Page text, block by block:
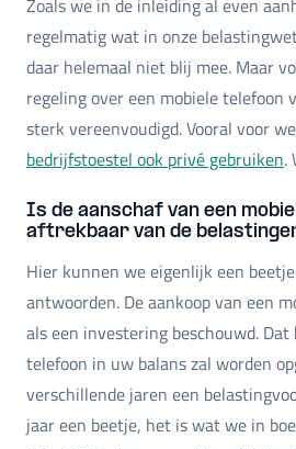
Zoals we in de inleiding al even
regelmatig wat in onze
daar helemaal niet blij mee. Maar
regeling over een mobiele telefoon
sterk vereenvoudigd. Vooral voor
bedrijfstoestel ook privé gebruiken.
Is de aanschaf van een
aftrekbaar van de
Hier kunnen we eigenlijk een beetje
antwoorden. De aankoop van een
als een investering beschouwd.
telefoon in uw balans zal worden
verschillende jaren een
jaar een beetje, het is wat we in